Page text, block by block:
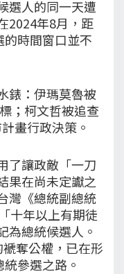
選人的同一天遭
2024年8月，距
的時間窗口並不
錶：伊瑪莫魯被
；柯文哲被追查
畫行政決策。
了讓政敵「一刀
果在尚未定讞之
灣《總統副總統
十年以上有期徒
為總統候選人。
奪公權，已在形
參選之路。